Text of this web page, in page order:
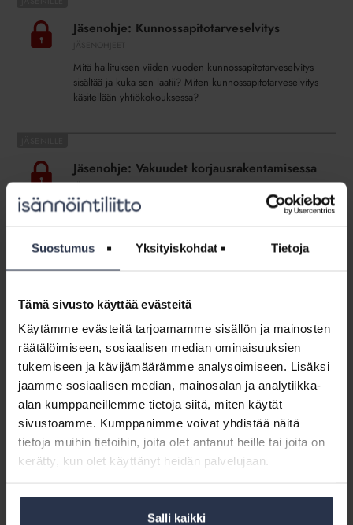
Suostumus Yksityiskohdat Tietoja
Tämä sivusto käyttää evästeitä
Käytämme evästeitä tarjoamamme sisällön ja mainosten
räätälöimiseen, sosiaalisen median ominaisuuksien
tukemiseen ja kävijämäärämme analysoimiseen. Lisäksi
jaamme sosiaalisen median, mainosalan ja analytiikka-
alan kumppaneillemme tietoja siitä, miten käytät
sivustoamme. Kumppanimme voivat yhdistää näitä
tietoja muihin tietoihin, joita olet antanut heille tai joita on
kerätty, kun olet käyttänyt heidän palvelujaan.
Salli kaikki
KunnossapitotarveselvitysJäsenohje: Kunnossapitotarveselvitys
Mitä hallituksen viiden vuoden kunnossapitotarveselvitys
sisältää ja kuka sen laatii? Miten kunnossapitotarveselvitys
käsitellään yhtiökokouksessa?
Vakuudet
korjausrakentamisessaJäsenohje: Vakuudet korjausrakentamisessa
JÄSENOHJEET
Mitä tarkoittavat rakennusajan vakuus ja takuuajan vakuus
Jäsenohje:
korjaushankkeessa
JÄSENOHJEET
MIllainen on takuuajan virhevastuu korjaushankkeessa?
Entä takuuajan jälkeinen vastuu?
Jäsenohje:
Kunnossapitovastuu
taloyhtiössä Jäsenohje: Kunnossapitovastuu taloyhtiössä
JÄSENOHJEET
Jäsenohjeessa selvitetty vastuunjako taloyhtiössä